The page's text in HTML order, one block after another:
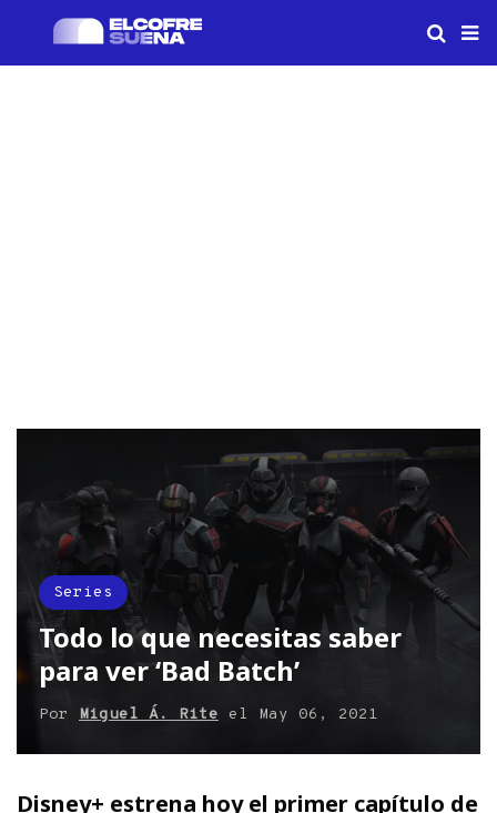
Series
Todo lo que necesitas saber
para ver ‘Bad Batch’
Por Miguel Á. Rite el May 06, 2021
Disney+ estrena hoy el primer capítulo de